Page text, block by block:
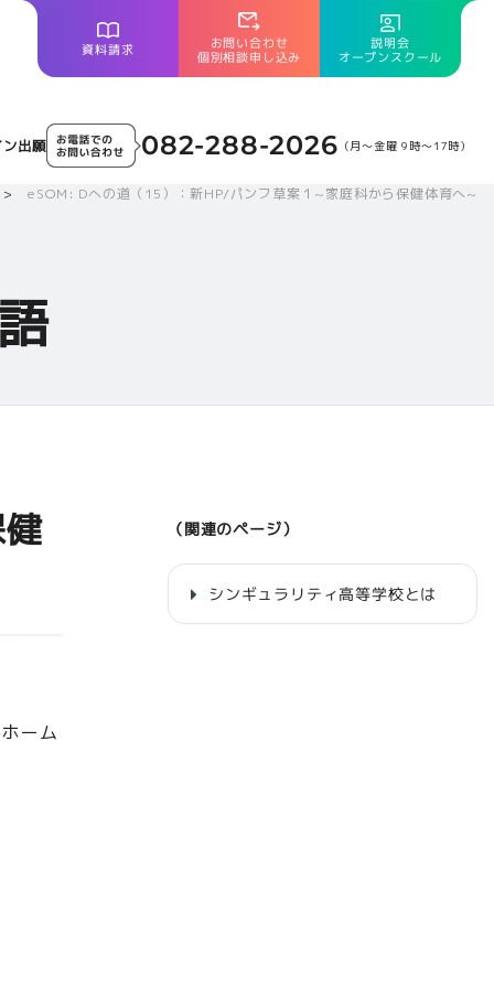
資料請求 お問い合わせ
個別相談申し込み
説明会
オープンスクール
ン出願 082-288-2026 （月～金曜 9時～17時）
eSOM: Dへの道（15）：新HP/パンフ草案１~家庭科から保健体育へ~
（関連のページ）
シンギュラリティ高等学校とは
ーム